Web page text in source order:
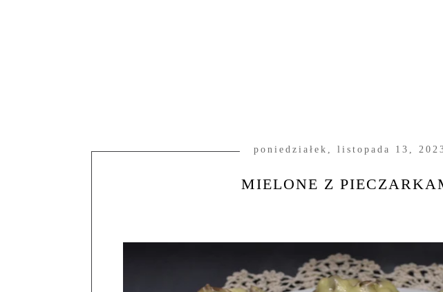
poniedziałek, listopada 13,
MIELONE Z